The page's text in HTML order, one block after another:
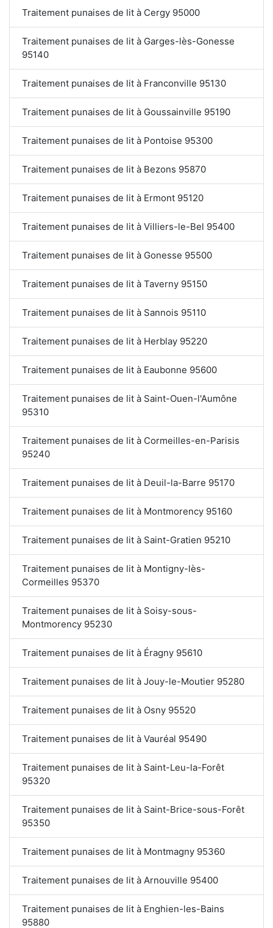
Traitement punaises de lit à Cergy 95000
Traitement punaises de lit à Garges-lès-Gonesse
95140
Traitement punaises de lit à Franconville 95130
Traitement punaises de lit à Goussainville 95190
Traitement punaises de lit à Pontoise 95300
Traitement punaises de lit à Bezons 95870
Traitement punaises de lit à Ermont 95120
Traitement punaises de lit à Villiers-le-Bel 95400
Traitement punaises de lit à Gonesse 95500
Traitement punaises de lit à Taverny 95150
Traitement punaises de lit à Sannois 95110
Traitement punaises de lit à Herblay 95220
Traitement punaises de lit à Eaubonne 95600
Traitement punaises de lit à Saint-Ouen-l'Aumône
95310
Traitement punaises de lit à Cormeilles-en-Parisis
95240
Traitement punaises de lit à Deuil-la-Barre 95170
Traitement punaises de lit à Montmorency 95160
Traitement punaises de lit à Saint-Gratien 95210
Traitement punaises de lit à Montigny-lès-
Cormeilles 95370
Traitement punaises de lit à Soisy-sous-
Montmorency 95230
Traitement punaises de lit à Éragny 95610
Traitement punaises de lit à Jouy-le-Moutier 95280
Traitement punaises de lit à Osny 95520
Traitement punaises de lit à Vauréal 95490
Traitement punaises de lit à Saint-Leu-la-Forêt
95320
Traitement punaises de lit à Saint-Brice-sous-Forêt
95350
Traitement punaises de lit à Montmagny 95360
Traitement punaises de lit à Arnouville 95400
Traitement punaises de lit à Enghien-les-Bains
95880